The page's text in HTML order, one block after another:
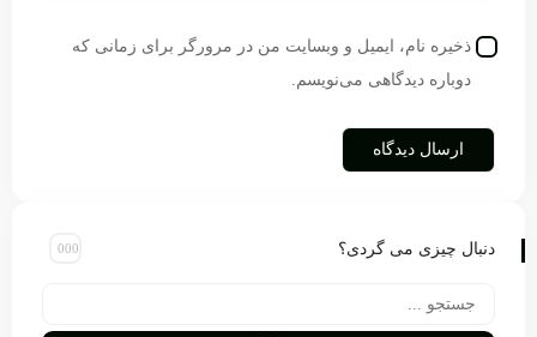
ذخیره نام، ایمیل و وبسایت من در مرورگر برای زمانی که
دوباره دیدگاهی می‌نویسم.
دنبال چیزی می گردی؟